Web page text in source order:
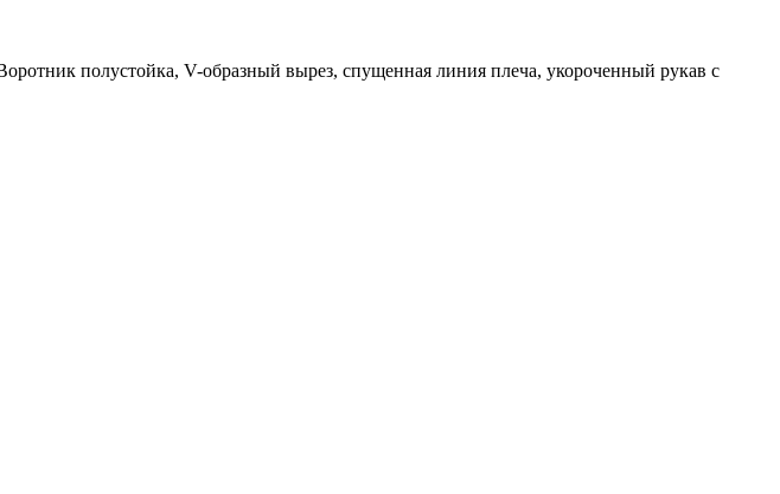
полустойка, V-образный вырез, спущенная линия плеча, укороченный рукав с